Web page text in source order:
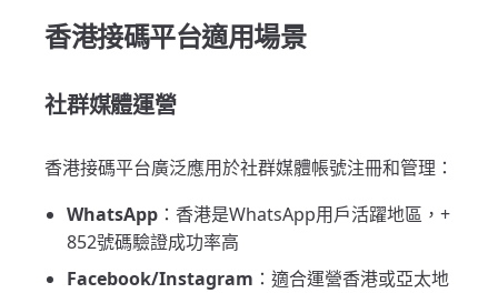
香港接碼平台適用場景
社群媒體運營
香港接碼平台廣泛應用於社群媒體帳號注冊和管理：
WhatsApp ：香港是WhatsApp用戶活躍地區，+
852號碼驗證成功率高
Facebook/Instagram ：適合運營香港或亞太地